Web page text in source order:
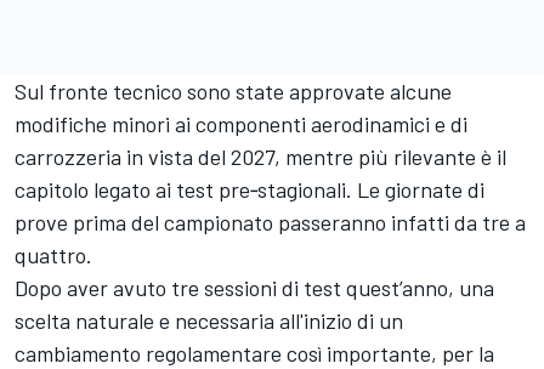
Sul fronte tecnico sono state approvate alcune
modifiche minori ai componenti aerodinamici e di
carrozzeria in vista del 2027, mentre più rilevante è il
capitolo legato ai test pre‑stagionali. Le giornate di
prove prima del campionato passeranno infatti da tre a
quattro.
Dopo aver avuto tre sessioni di test quest’anno, una
scelta naturale e necessaria all'inizio di un
cambiamento regolamentare così importante, per la